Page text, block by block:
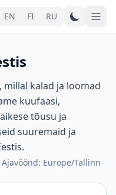
EN FI RU
kalad ja loomad
kuufaasi,
tõusu ja
suuremaid ja
Ajavöönd: Europe/Tallinn